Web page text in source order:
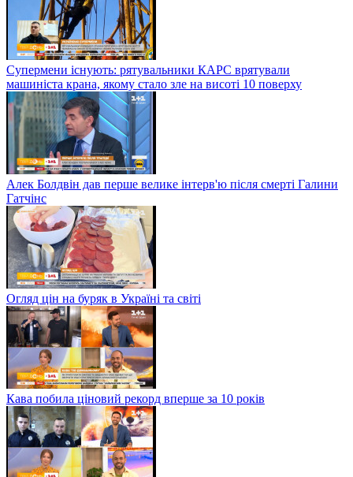
Супермени існують: рятувальники КАРС врятували
машиніста крана, якому стало зле на висоті 10 поверху
Алек Болдвін дав перше велике інтерв'ю після смерті Галини
Гатчінс
Огляд цін на буряк в Україні та світі
Кава побила ціновий рекорд вперше за 10 років